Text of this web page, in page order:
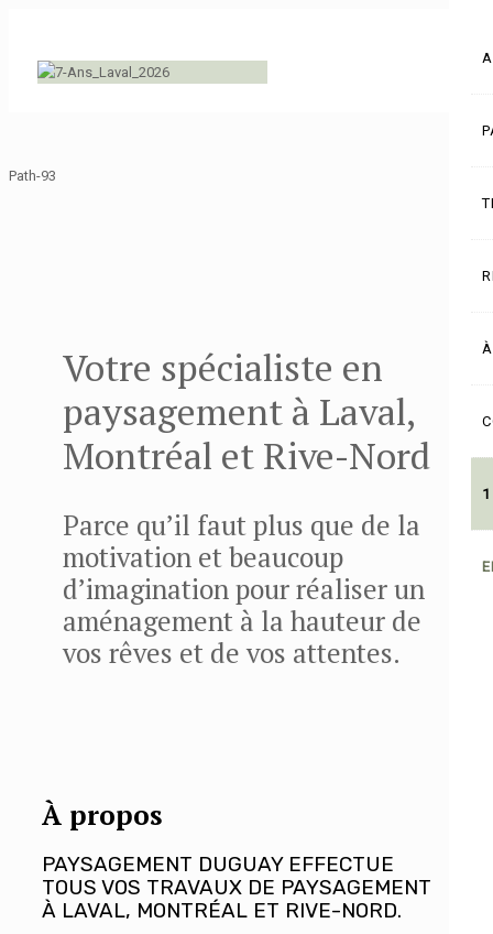
Path-93
Votre spécialiste en
paysagement à Laval,
Montréal et Rive-Nord
Parce qu’il faut plus que de la
motivation et beaucoup
d’imagination pour réaliser un
aménagement à la hauteur de
vos rêves et de vos attentes.
À propos
PAYSAGEMENT DUGUAY EFFECTUE
TOUS VOS TRAVAUX DE PAYSAGEMENT
À LAVAL, MONTRÉAL ET RIVE-NORD.